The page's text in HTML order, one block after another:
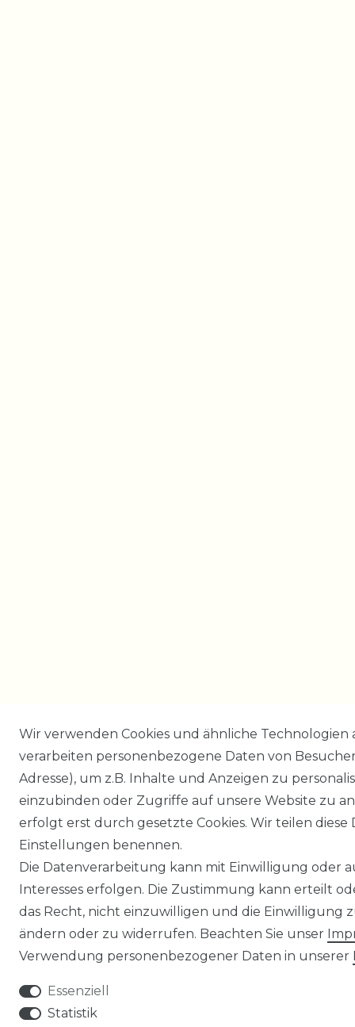
Wir verwenden Cookies und ähnliche
verarbeiten personenbezogene Daten von
Adresse), um z.B. Inhalte und Anzeigen zu
einzubinden oder Zugriffe auf unsere Website zu
erfolgt erst durch gesetzte Cookies. Wir teilen
Einstellungen benennen.
Die Datenverarbeitung kann mit Einwilligung oder
Interesses erfolgen. Die Zustimmung kann erteilt
das Recht, nicht einzuwilligen und die Einwilligung
ändern oder zu widerrufen. Beachten Sie unser
Verwendung personenbezogener Daten in unserer
Essenziell
Statistik